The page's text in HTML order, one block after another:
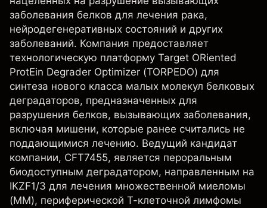
заболевания белков для лечения рака,
нейродегенеративных состояний и других
заболеваний. Компания предоставляет
технологическую платформу Target ORiented
ProtEin Degrader Optimizer (TORPEDO) для
синтеза нового класса малых молекул белковых
деградаторов, предназначенных для
разрушения белков, вызывающих заболевания,
включая мишени, которые ранее считались не
поддающимися лечению. Ведущий кандидат
компании, CFT7455, является пероральным
биодоступным деградатором, направленным на
IKZF1/3 для лечения множественной миеломы
(ММ), периферической Т-клеточной лимфомы